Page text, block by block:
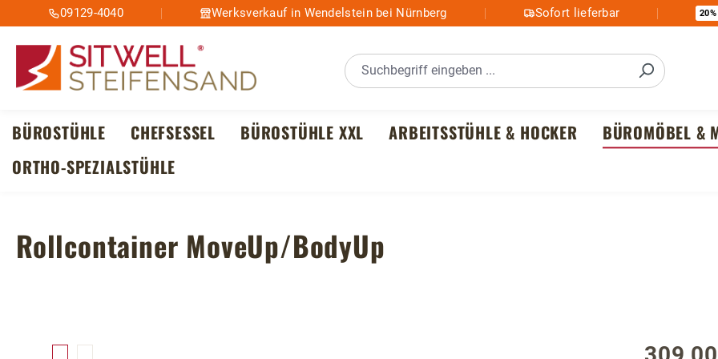
Hauptinhalt springen
Zur Suche springen
Zur Hauptnavigation springen
09129-4040 Werksverkauf in Wendelstein bei Nürnberg Sofort lieferbar 20%
BÜROSTÜHLE CHEFSESSEL BÜROSTÜHLE XXL ARBEITSSTÜHLE & HOCKER BÜROMÖBEL &
ORTHO-SPEZIALSTÜHLE
Rollcontainer MoveUp/BodyUp
Regulärer